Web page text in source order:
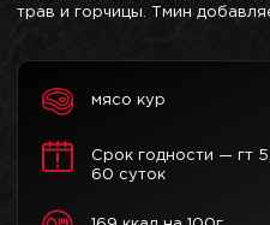
трав и горчицы. Тмин
мясо кур
Срок годности — гт
60 суток